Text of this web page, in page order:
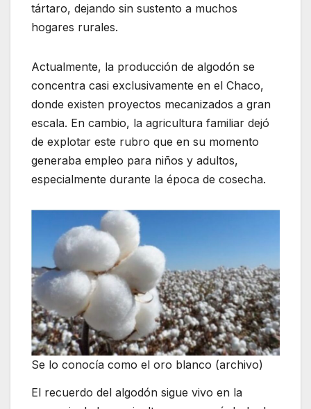
tártaro, dejando sin sustento a muchos
hogares rurales.
Actualmente, la producción de algodón se
concentra casi exclusivamente en el Chaco,
donde existen proyectos mecanizados a gran
escala. En cambio, la agricultura familiar dejó
de explotar este rubro que en su momento
generaba empleo para niños y adultos,
especialmente durante la época de cosecha.
Se lo conocía como el oro blanco (archivo)
El recuerdo del algodón sigue vivo en la